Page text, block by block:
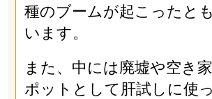
種のブームが起こったと
います。
また、中には廃墟や空き
ポットとして肝試しに使